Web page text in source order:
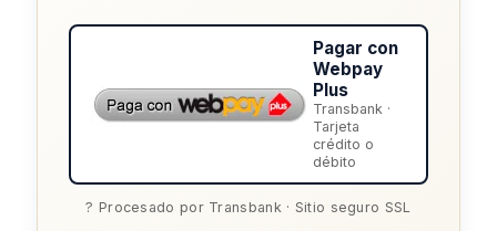
Pagar con
Webpay
Plus
Transbank ·
Tarjeta
crédito o
débito
? Procesado por Transbank · Sitio seguro SSL